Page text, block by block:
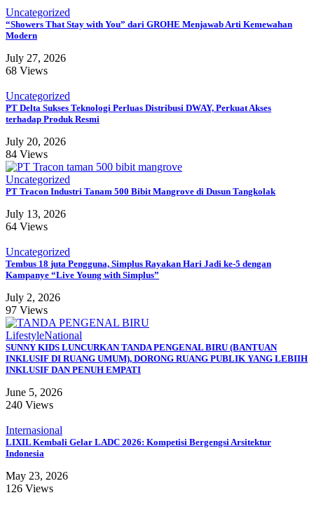
Uncategorized
“Showers That Stay with You” dari GROHE Menjawab Arti Kemewahan
Modern
July 27, 2026
68 Views
Uncategorized
PT Delta Sukses Teknologi Perluas Distribusi DWAY, Perkuat Akses
terhadap Produk Resmi
July 20, 2026
84 Views
Uncategorized
PT Tracon Industri Tanam 500 Bibit Mangrove di Dusun Tangkolak
July 13, 2026
64 Views
Uncategorized
Tembus 18 juta Pengguna, Simplus Rayakan Hari Jadi ke-5 dengan
Kampanye “Live Young with Simplus”
July 2, 2026
97 Views
LifestyleNational
SUNNY KIDS LUNCURKAN TANDA PENGENAL BIRU (BANTUAN
INKLUSIF DI RUANG UMUM), DORONG RUANG PUBLIK YANG LEBIIH
INKLUSIF DAN PENUH EMPATI
June 5, 2026
240 Views
Internasional
LIXIL Kembali Gelar LADC 2026: Kompetisi Bergengsi Arsitektur
Indonesia
May 23, 2026
126 Views